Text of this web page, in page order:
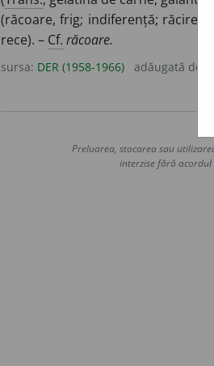
(răcoare, frig; indiferență; răcire;
rece). – Cf. răcoare.
sursa: DER (1958-1966) adăugată de
Preluarea, stocarea sau
interzise fără acordul